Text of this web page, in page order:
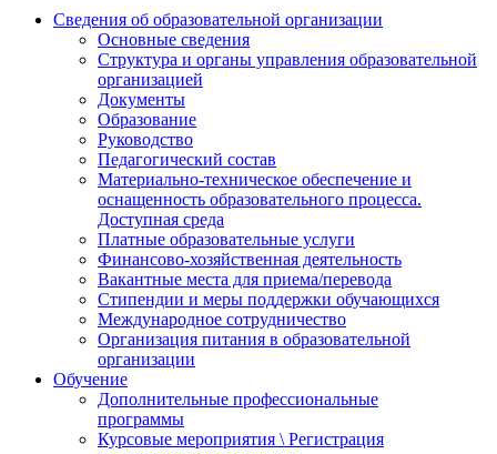
Сведения об образовательной организации
Основные сведения
Структура и органы управления образовательной
организацией
Документы
Образование
Руководство
Педагогический состав
Материально-техническое обеспечение и
оснащенность образовательного процесса.
Доступная среда
Платные образовательные услуги
Финансово-хозяйственная деятельность
Вакантные места для приема/перевода
Стипендии и меры поддержки обучающихся
Международное сотрудничество
Организация питания в образовательной
организации
Обучение
Дополнительные профессиональные
программы
Курсовые мероприятия \ Регистрация